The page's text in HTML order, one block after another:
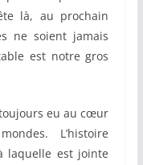
là, au prochain
ne soient jamais
est notre gros
eu au cœur
L’histoire
laquelle est jointe